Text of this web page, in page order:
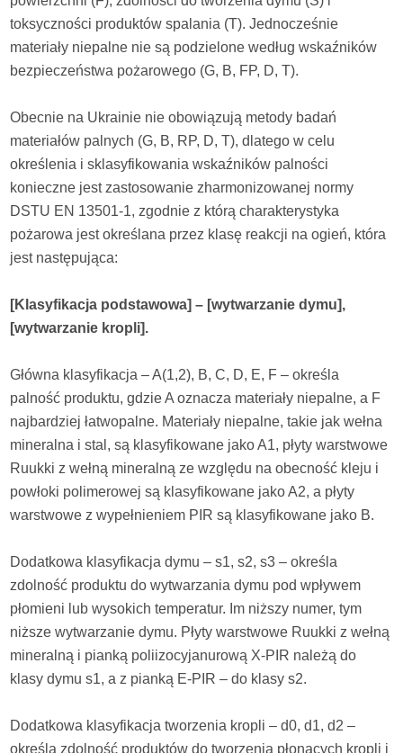
toksyczności produktów spalania (T). Jednocześnie
materiały niepalne nie są podzielone według wskaźników
bezpieczeństwa pożarowego (G, B, FP, D, T).
Obecnie na Ukrainie nie obowiązują metody badań
materiałów palnych (G, B, RP, D, T), dlatego w celu
określenia i sklasyfikowania wskaźników palności
konieczne jest zastosowanie zharmonizowanej normy
DSTU EN 13501-1, zgodnie z którą charakterystyka
pożarowa jest określana przez klasę reakcji na ogień, która
jest następująca:
[Klasyfikacja podstawowa] – [wytwarzanie dymu],
[wytwarzanie kropli].
Główna klasyfikacja – A(1,2), B, C, D, E, F – określa
palność produktu, gdzie A oznacza materiały niepalne, a F
najbardziej łatwopalne. Materiały niepalne, takie jak wełna
mineralna i stal, są klasyfikowane jako A1, płyty warstwowe
Ruukki z wełną mineralną ze względu na obecność kleju i
powłoki polimerowej są klasyfikowane jako A2, a płyty
warstwowe z wypełnieniem PIR są klasyfikowane jako B.
Dodatkowa klasyfikacja dymu – s1, s2, s3 – określa
zdolność produktu do wytwarzania dymu pod wpływem
płomieni lub wysokich temperatur. Im niższy numer, tym
niższe wytwarzanie dymu. Płyty warstwowe Ruukki z wełną
mineralną i pianką poliizocyjanurową X-PIR należą do
klasy dymu s1, a z pianką E-PIR – do klasy s2.
Dodatkowa klasyfikacja tworzenia kropli – d0, d1, d2 –
określa zdolność produktów do tworzenia płonących kropli i